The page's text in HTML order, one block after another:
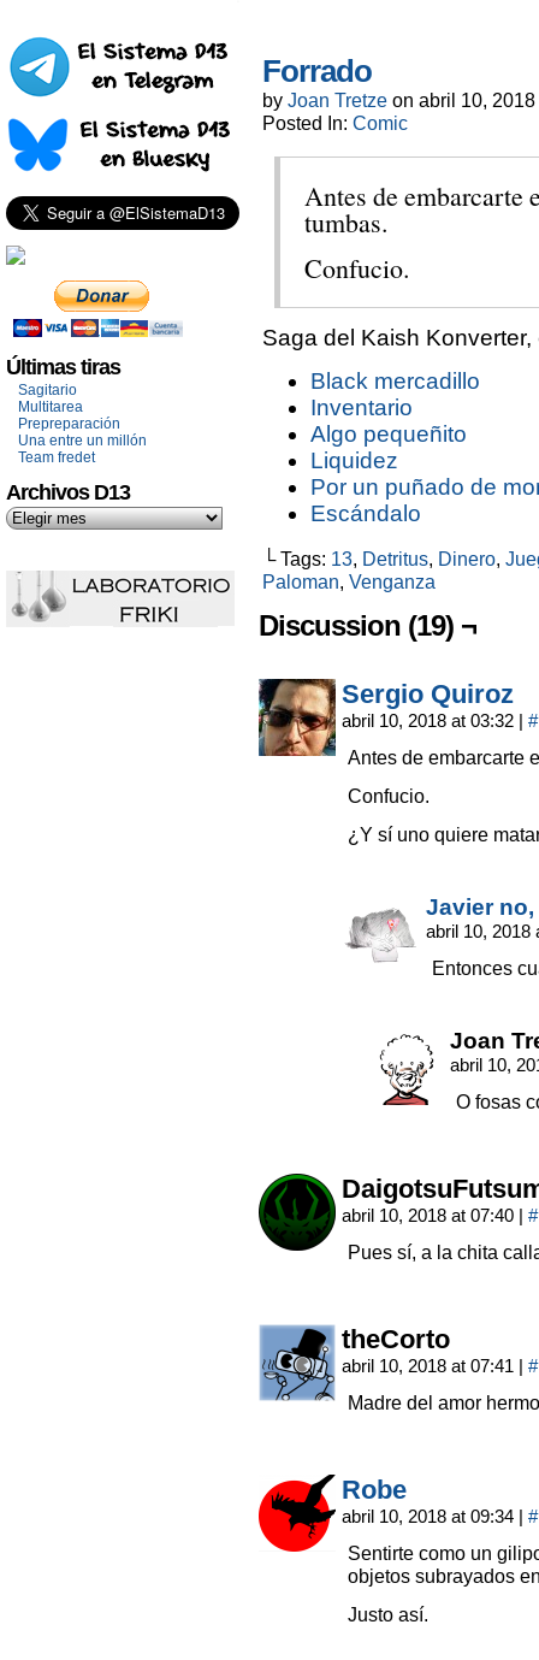
Últimas tiras
Sagitario
Multitarea
Prepreparación
Una entre un millón
Team fredet
Archivos D13
Forrado
by Joan Tretze on abril 10, 2018
Posted In: Comic
Antes de embarcarte
tumbas.
Confucio.
Saga del Kaish
Black mercadillo
Inventario
Algo pequeñito
Liquidez
Por un puñado de
Escándalo
└ Tags: 13, Detritus, Dinero,
Paloman, Venganza
Discussion (19) ¬
Sergio Quiroz
abril 10, 2018 at 03:32 | #
Antes de embarcarte
Confucio.
¿Y sí uno quiere
Javier
abril 10, 2018
Entonces
Joan
abril 10,
O fosas
abril 10, 2018 at 07:40 | #
Pues sí, a la chita
theCorto
abril 10, 2018 at 07:41 | #
Madre del amor
Robe
abril 10, 2018 at 09:34 | #
Sentirte como un
objetos subrayados
Justo así.